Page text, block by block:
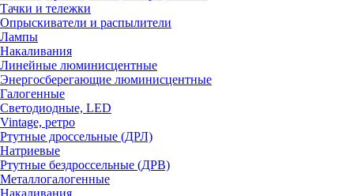
Тачки и тележки
Опрыскиватели и распылители
Лампы
Накаливания
Линейные люминисцентные
Энергосберегающие люминисцентные
Галогенные
Светодиодные, LED
Vintage, ретро
Ртутные дроссельные (ДРЛ)
Натриевые
Ртутные бездроссельные (ДРВ)
Металлогалогенные
Накаливания